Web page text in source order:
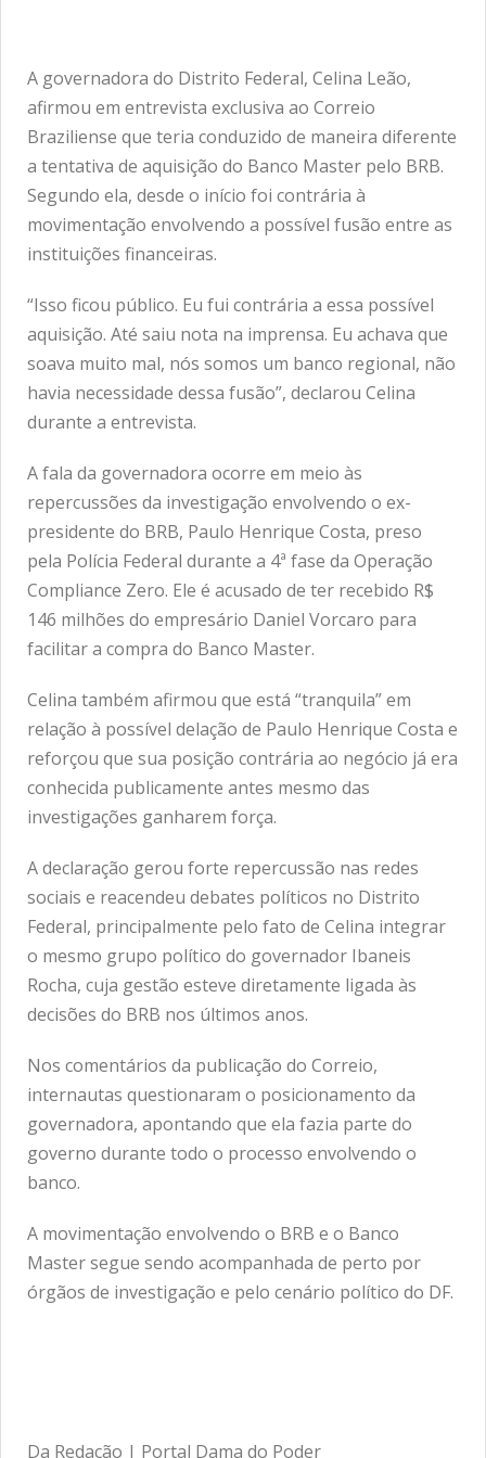
A governadora do Distrito Federal, Celina Leão,
afirmou em entrevista exclusiva ao Correio
Braziliense que teria conduzido de maneira diferente
a tentativa de aquisição do Banco Master pelo BRB.
Segundo ela, desde o início foi contrária à
movimentação envolvendo a possível fusão entre as
instituições financeiras.
“Isso ficou público. Eu fui contrária a essa possível
aquisição. Até saiu nota na imprensa. Eu achava que
soava muito mal, nós somos um banco regional, não
havia necessidade dessa fusão”, declarou Celina
durante a entrevista.
A fala da governadora ocorre em meio às
repercussões da investigação envolvendo o ex-
presidente do BRB, Paulo Henrique Costa, preso
pela Polícia Federal durante a 4ª fase da Operação
Compliance Zero. Ele é acusado de ter recebido R$
146 milhões do empresário Daniel Vorcaro para
facilitar a compra do Banco Master.
Celina também afirmou que está “tranquila” em
relação à possível delação de Paulo Henrique Costa e
reforçou que sua posição contrária ao negócio já era
conhecida publicamente antes mesmo das
investigações ganharem força.
A declaração gerou forte repercussão nas redes
sociais e reacendeu debates políticos no Distrito
Federal, principalmente pelo fato de Celina integrar
o mesmo grupo político do governador Ibaneis
Rocha, cuja gestão esteve diretamente ligada às
decisões do BRB nos últimos anos.
Nos comentários da publicação do Correio,
internautas questionaram o posicionamento da
governadora, apontando que ela fazia parte do
governo durante todo o processo envolvendo o
banco.
A movimentação envolvendo o BRB e o Banco
Master segue sendo acompanhada de perto por
órgãos de investigação e pelo cenário político do DF.
Da Redação | Portal Dama do Poder